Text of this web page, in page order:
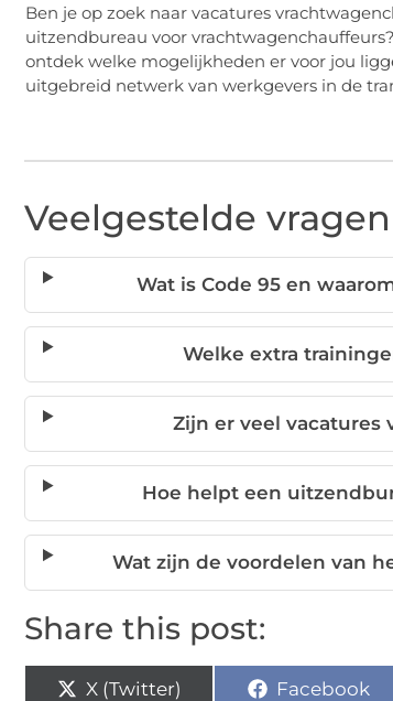
Ben je op zoek naar vacatures
uitzendbureau voor
ontdek welke mogelijkheden er voor jou
uitgebreid netwerk van werkgevers in de
Veelgestelde vragen
Wat is Code 95 en
Welke extra
Zijn er veel vacatures
Hoe helpt een
Wat zijn de voordelen van
Share this post:
X (Twitter) Facebook